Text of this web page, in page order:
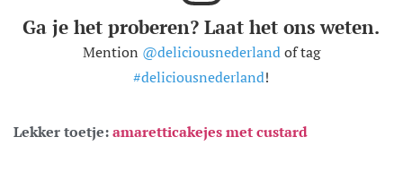
Ga je het proberen? Laat het ons weten.
Mention @deliciousnederlandof tag
#deliciousnederland!
Lekker toetje:amaretticakejes met custard